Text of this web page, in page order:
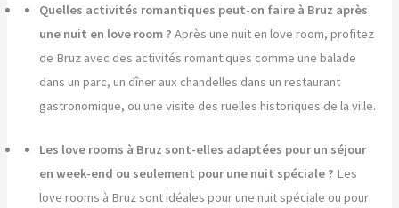
Quelles activités romantiques peut-on faire à Bruz après
une nuit en love room ? Après une nuit en love room, profitez
de Bruz avec des activités romantiques comme une balade
dans un parc, un dîner aux chandelles dans un restaurant
gastronomique, ou une visite des ruelles historiques de la ville.
Les love rooms à Bruz sont-elles adaptées pour un séjour
en week-end ou seulement pour une nuit spéciale ? Les
love rooms à Bruz sont idéales pour une nuit spéciale ou pour